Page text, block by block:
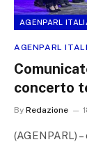
AGENPARL
AGENPARL
concerto
By Redazione
(AGENPARL)